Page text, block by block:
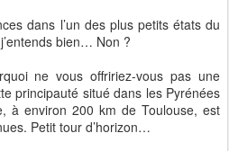
dans l’un des plus petits états du
bien… Non ?
ne vous offririez-vous pas une
principauté situé dans les Pyrénées
à environ 200 km de Toulouse, est
Petit tour d’horizon…